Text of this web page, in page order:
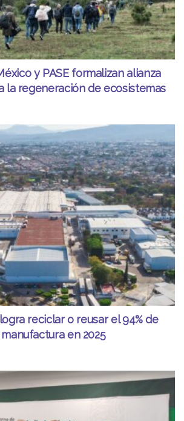
y PASE formalizan alianza
la regeneración de ecosistemas
reciclar o reusar el 94% de
en 2025